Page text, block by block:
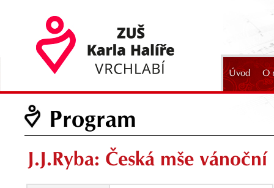
Úvod O
Program
J.J.Ryba: Česká mše